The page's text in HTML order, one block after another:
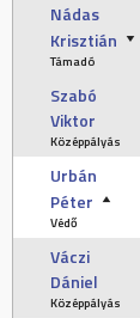
Nádas
Krisztián
Támadó
Szabó
Viktor
Középpályás
Urbán
Péter
Védő
Váczi
Dániel
Középpályás